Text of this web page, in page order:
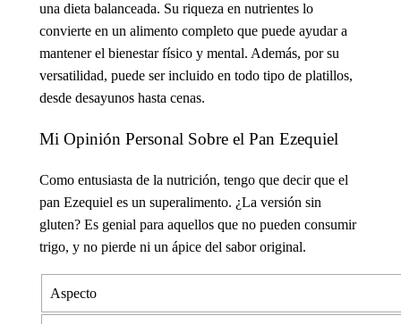
una dieta balanceada. Su riqueza en nutrientes lo
convierte en un alimento completo que puede ayudar a
mantener el bienestar físico y mental. Además, por su
versatilidad, puede ser incluido en todo tipo de platillos,
desde desayunos hasta cenas.
Mi Opinión Personal Sobre el Pan Ezequiel
Como entusiasta de la nutrición, tengo que decir que el
pan Ezequiel es un superalimento. ¿La versión sin
gluten? Es genial para aquellos que no pueden consumir
trigo, y no pierde ni un ápice del sabor original.
Aspecto